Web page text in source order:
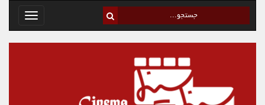
Toggle